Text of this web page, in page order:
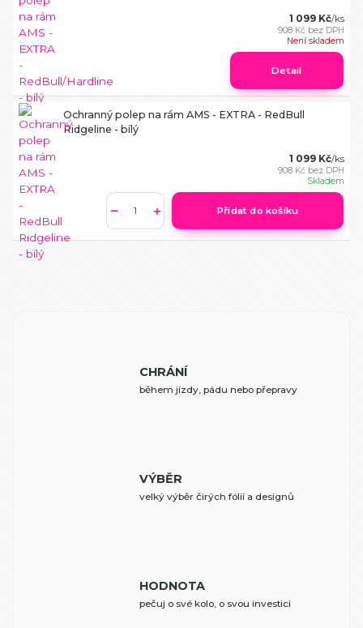
1 099 Kč/ks
908 Kč bez DPH
Není skladem
Detail
Ochranný polep na rám AMS - EXTRA - RedBull
Ridgeline - bílý
1 099 Kč/ks
908 Kč bez DPH
Skladem
Přidat do košíku
CHRÁNÍ
během jízdy, pádu nebo přepravy
VÝBĚR
velký výběr čirých fólií a designů
HODNOTA
pečuj o své kolo, o svou investici